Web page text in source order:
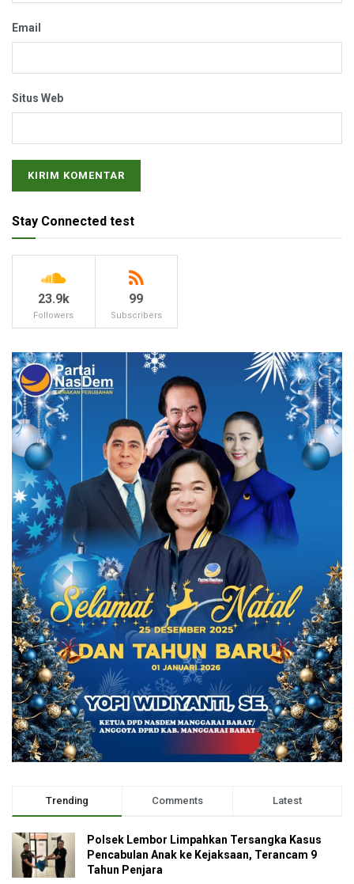
Email
Situs Web
Stay Connected test
23.9k
Followers
99
Subscribers
Trending Comments Latest
Polsek Lembor Limpahkan Tersangka Kasus
Pencabulan Anak ke Kejaksaan, Terancam 9
Tahun Penjara